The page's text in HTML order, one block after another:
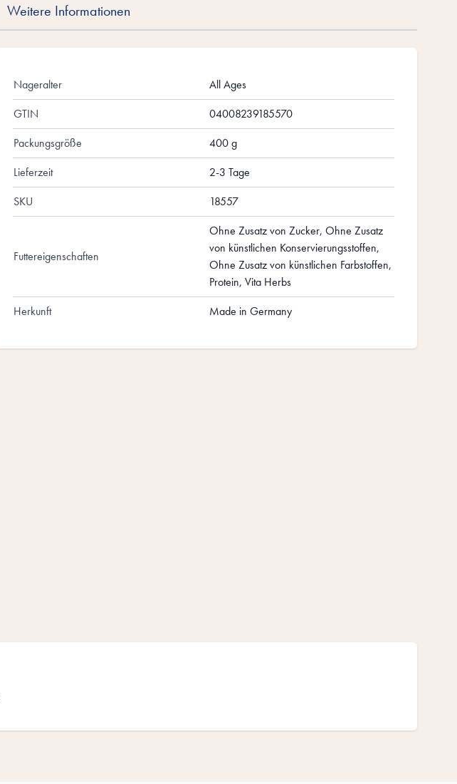
Weitere Informationen
Nageralter
All Ages
GTIN
04008239185570
Packungsgröße
400 g
Lieferzeit
2-3 Tage
SKU
18557
Futtereigenschaften
Ohne Zusatz von Zucker, Ohne Zusatz
von künstlichen Konservierungsstoffen,
Ohne Zusatz von künstlichen Farbstoffen,
Protein, Vita Herbs
Herkunft
Made in Germany